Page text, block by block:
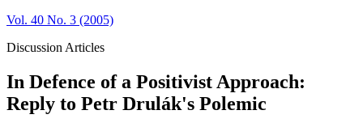
Vol. 40 No. 3 (2005)
Discussion Articles
In Defence of a Positivist Approach:
Reply to Petr Drulák's Polemic